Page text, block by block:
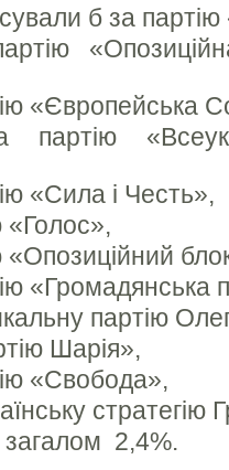
б за
«Європейська
«Сила і Честь»,
«Голос»,
«Опозиційний
«Громадянська
партію
Шарія»,
«Свобода»,
стратегію
загалом 2,4%.